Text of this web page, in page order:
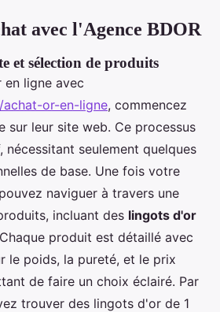
avec l'Agence BDOR
et sélection de produits
en ligne avec
or-en-ligne, commencez
sur leur site web. Ce processus
seulement quelques
de base. Une fois votre
naviguer à travers une
incluant des lingots d'or
produit est détaillé avec
le poids, la pureté, et le prix
de faire un choix éclairé. Par
trouver des lingots d'or de 1